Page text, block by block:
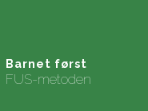
Barnet først
FUS-metoden